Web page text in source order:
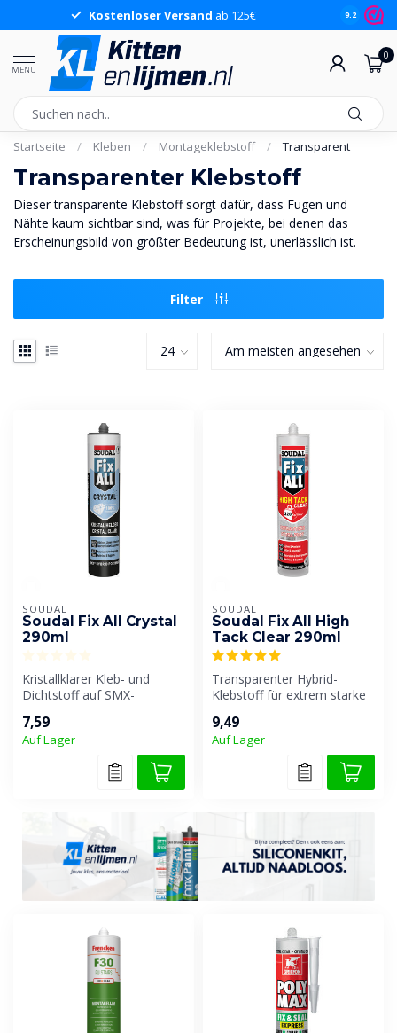
Kostenloser Versand ab 125€ 9.2
MENU
0
Startseite / Kleben / Montageklebstoff / Transparent
Transparenter Klebstoff
Dieser transparente Klebstoff sorgt dafür, dass Fugen und
Nähte kaum sichtbar sind, was für Projekte, bei denen das
Erscheinungsbild von größter Bedeutung ist, unerlässlich ist.
Filter
SOUDAL
Soudal Fix All Crystal
290ml
Kristallklarer Kleb- und
Dichtstoff auf SMX-
unsichtbare, hochf...
7,59
Auf Lager
SOUDAL
Soudal Fix All High
Tack Clear 290ml
Transparenter Hybrid-
Klebstoff für extrem starke
Material...
9,49
Auf Lager